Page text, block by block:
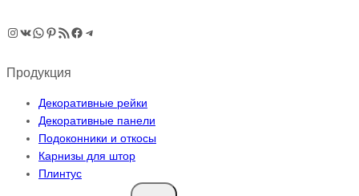
Instagram
ВКонтакте
WhatsApp
Pinterest
RSS-рассылка
Facebook
Telegram
Продукция
Декоративные рейки
Декоративные панели
Подоконники и откосы
Карнизы для штор
Плинтус